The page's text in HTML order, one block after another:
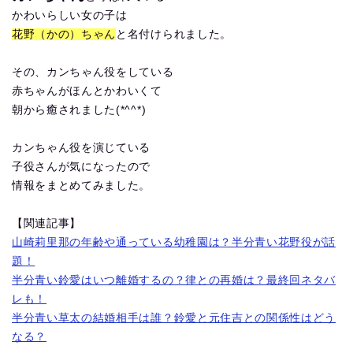
かわいらしい女の子は
花野（かの）ちゃん と名付けられました。
その、カンちゃん役をしている
赤ちゃんがほんとかわいくて
朝から癒されました(*^^*)
カンちゃん役を演じている
子役さんが気になったので
情報をまとめてみました。
【関連記事】
山崎莉里那の年齢や通っている幼稚園は？半分青い花野役が話
題！
半分青い鈴愛はいつ離婚するの？律との再婚は？最終回ネタバ
レも！
半分青い草太の結婚相手は誰？鈴愛と元住吉との関係性はどう
なる？